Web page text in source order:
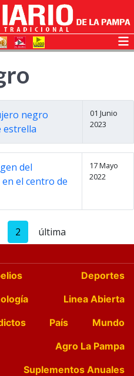
negro
estrella
01 Junio
2023
del
el centro de
17 Mayo
2022
2 última
Deportes
Linea Abierta
País
Mundo
Agro La Pampa
Suplementos Anuales